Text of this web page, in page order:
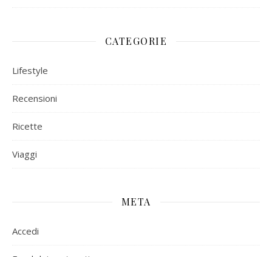
CATEGORIE
Lifestyle
Recensioni
Ricette
Viaggi
META
Accedi